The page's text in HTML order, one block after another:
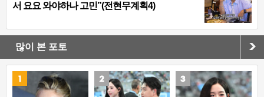
서 요요 와야하나 고민”(전현무계획4)
많이 본 포토